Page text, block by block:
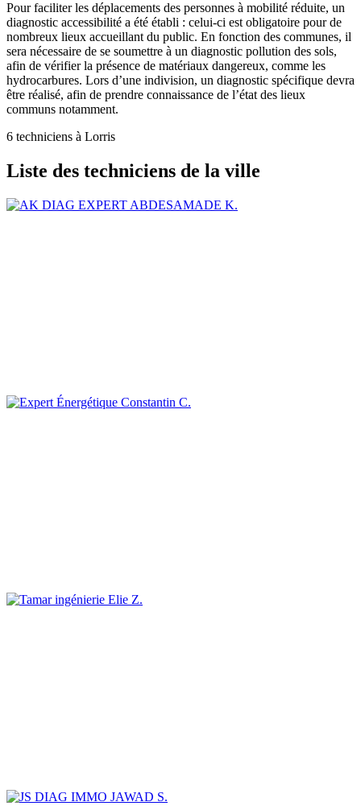
Pour faciliter les déplacements des personnes à mobilité réduite, un
diagnostic accessibilité a été établi : celui-ci est obligatoire pour de
nombreux lieux accueillant du public. En fonction des communes, il
sera nécessaire de se soumettre à un diagnostic pollution des sols,
afin de vérifier la présence de matériaux dangereux, comme les
hydrocarbures. Lors d’une indivision, un diagnostic spécifique devra
être réalisé, afin de prendre connaissance de l’état des lieux
communs notamment.
6 techniciens à Lorris
Liste des techniciens de la ville
ABDESAMADE K.
Constantin C.
Elie Z.
JAWAD S.